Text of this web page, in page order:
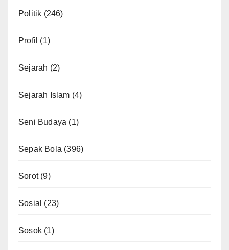
Politik (246)
Profil (1)
Sejarah (2)
Sejarah Islam (4)
Seni Budaya (1)
Sepak Bola (396)
Sorot(9)
Sosial (23)
Sosok (1)